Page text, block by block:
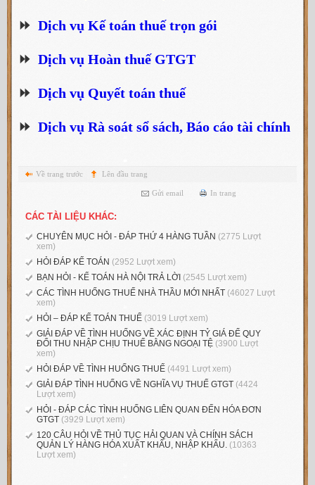
⏩ Dịch vụ Kế toán thuế trọn gói
⏩ Dịch vụ Hoàn thuế GTGT
⏩ Dịch vụ Quyết toán thuế
⏩ Dịch vụ Rà soát sổ sách, Báo cáo tài chính
Về trang trước Lên đầu trang
Gửi email In trang
CÁC TÀI LIỆU KHÁC:
CHUYÊN MỤC HỎI - ĐÁP THỨ 4 HÀNG TUẦN (2775 Lượt
xem)
HỎI ĐÁP KẾ TOÁN (2952 Lượt xem)
BẠN HỎI - KẾ TOÁN HÀ NỘI TRẢ LỜI (2545 Lượt xem)
CÁC TÌNH HUỐNG THUẾ NHÀ THẦU MỚI NHẤT (46027 Lượt
xem)
HỎI – ĐÁP KẾ TOÁN THUẾ (3019 Lượt xem)
GIẢI ĐÁP VỀ TÌNH HUỐNG VỀ XÁC ĐỊNH TỶ GIÁ ĐỂ QUY
ĐỔI THU NHẬP CHỊU THUẾ BẰNG NGOẠI TỆ (3900 Lượt
xem)
HỎI ĐÁP VỀ TÌNH HUỐNG THUẾ (4491 Lượt xem)
GIẢI ĐÁP TÌNH HUỐNG VỀ NGHĨA VỤ THUẾ GTGT (4424
Lượt xem)
HỎI - ĐÁP CÁC TÌNH HUỐNG LIÊN QUAN ĐẾN HÓA ĐƠN
GTGT (3929 Lượt xem)
120 CÂU HỎI VỀ THỦ TỤC HẢI QUAN VÀ CHÍNH SÁCH
QUẢN LÝ HÀNG HÓA XUẤT KHẨU, NHẬP KHẨU. (10363
Lượt xem)